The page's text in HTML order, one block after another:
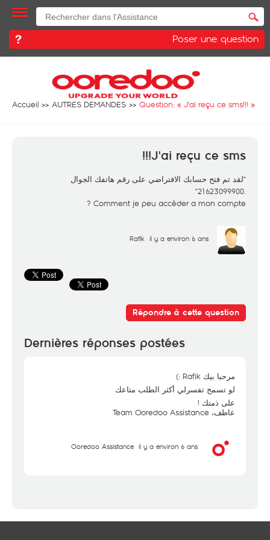
Poser une question
Accueil AUTRES DEMANDES Question: « J'ai reçu ce sms!!! »
J'ai reçu ce sms!!!
"لقد تم فتح حسابك الافتراضي على رقم هاتفك الجوال
.21623099900"
Comment je peu accéder a mon compte ?
Rafik il y a environ 6 ans
Répondre à cette question
Dernières réponses postées
مرحبا بيك Rafik :)
لو تسمح تفسرلي أكثر الطلب متاعك
على ذمتك !
عاطف، Team Ooredoo Assistance
Ooredoo Assistance il y a environ 6 ans